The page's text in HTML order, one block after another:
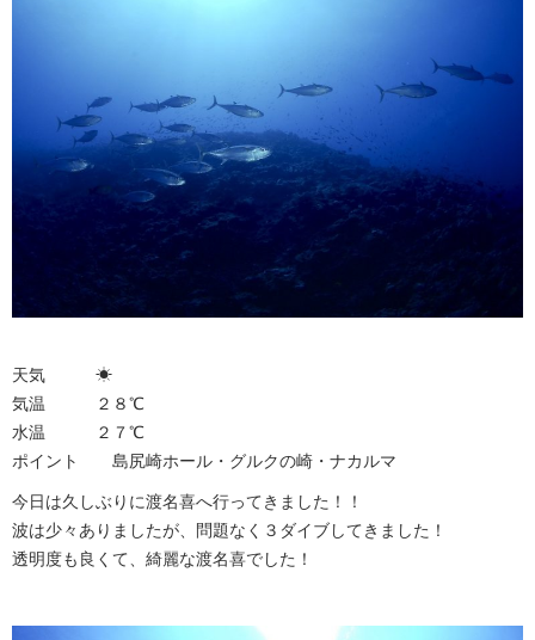
天気 ☀︎
気温 ２８℃
水温 ２７℃
ポイント 島尻崎ホール・グルクの崎・ナカルマ
今日は久しぶりに渡名喜へ行ってきました！！
波は少々ありましたが、問題なく３ダイブしてきました！
透明度も良くて、綺麗な渡名喜でした！